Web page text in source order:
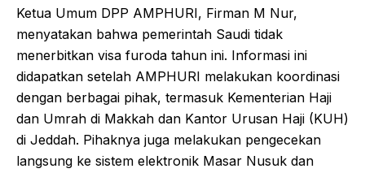
Ketua Umum DPP AMPHURI, Firman M Nur,
menyatakan bahwa pemerintah Saudi tidak
menerbitkan visa furoda tahun ini. Informasi ini
didapatkan setelah AMPHURI melakukan koordinasi
dengan berbagai pihak, termasuk Kementerian Haji
dan Umrah di Makkah dan Kantor Urusan Haji (KUH)
di Jeddah. Pihaknya juga melakukan pengecekan
langsung ke sistem elektronik Masar Nusuk dan